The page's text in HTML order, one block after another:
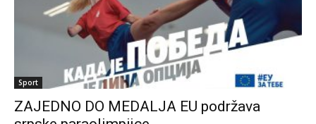
Sport
ZAJEDNO DO MEDALJA EU podržava